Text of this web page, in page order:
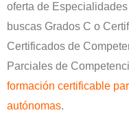
oferta de
buscas Grados C o
Certificados de
Parciales de
formación certificable
autónomas.